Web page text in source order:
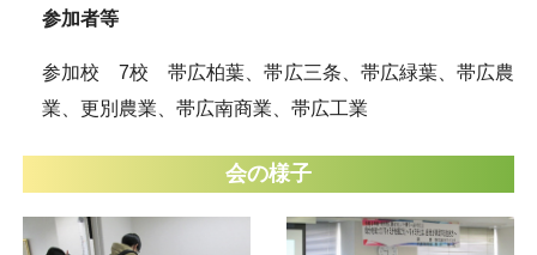
参加者等
参加校 7校 帯広柏葉、帯広三条、帯広緑葉、帯広農
業、更別農業、帯広南商業、帯広工業
会の様子